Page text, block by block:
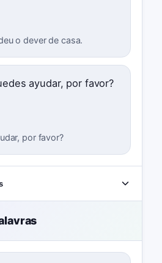
o dever de casa.
ayudar, por favor?
por favor?